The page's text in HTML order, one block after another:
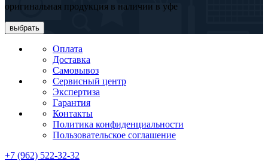
оригинальная продукция в наличии в уфе
выбрать
Оплата
Доставка
Самовывоз
Сервисный центр
Экспертиза
Гарантия
Контакты
Политика конфиденциальности
Пользовательское соглашение
+7 (962) 522-32-32